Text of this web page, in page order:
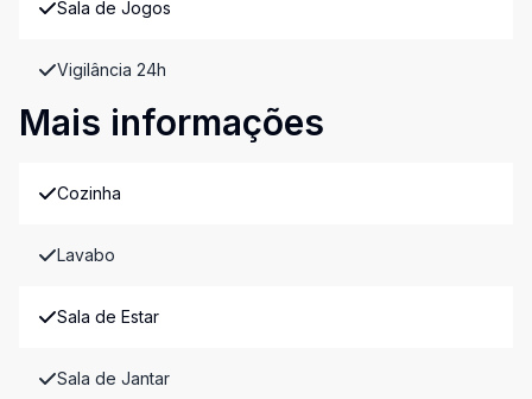
Sala de Jogos
Vigilância 24h
Mais informações
Cozinha
Lavabo
Sala de Estar
Sala de Jantar